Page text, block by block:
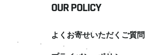
OUR POLICY
よくお寄せいただくご質問